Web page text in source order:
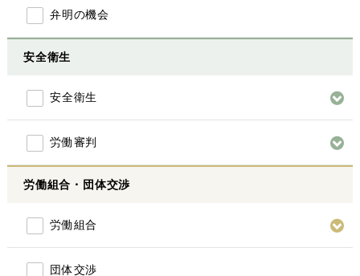
弁明の機会
安全衛生
安全衛生
労働審判
労働組合・団体交渉
労働組合
団体交渉